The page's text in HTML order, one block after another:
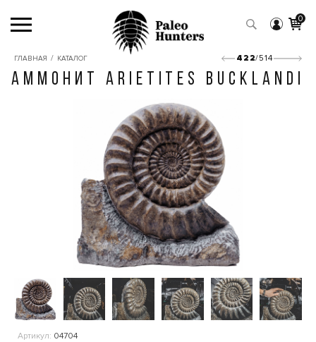
0
ГЛАВНАЯ / КАТАЛОГ 422/514
АММОНИТ ARIETITES BUCKLANDI
Артикул: 04704